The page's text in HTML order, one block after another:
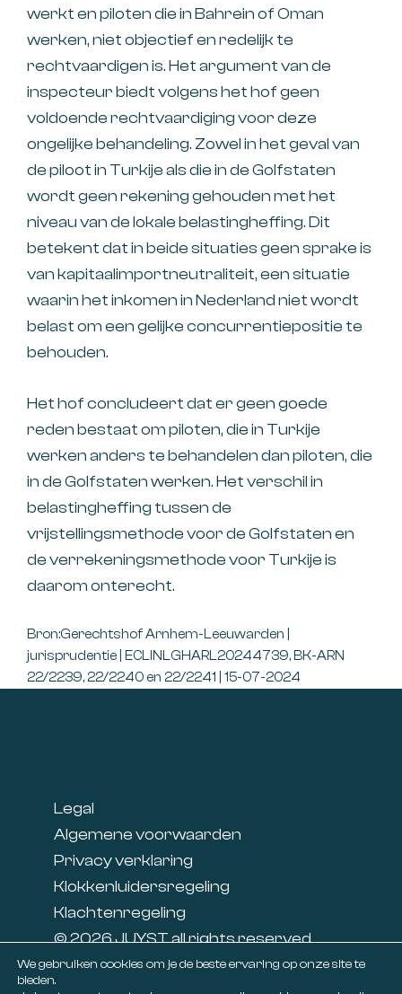
werkt en piloten die in Bahrein of Oman
werken, niet objectief en redelijk te
rechtvaardigen is. Het argument van de
inspecteur biedt volgens het hof geen
voldoende rechtvaardiging voor deze
ongelijke behandeling. Zowel in het geval van
de piloot in Turkije als die in de Golfstaten
wordt geen rekening gehouden met het
niveau van de lokale belastingheffing. Dit
betekent dat in beide situaties geen sprake is
van kapitaalimportneutraliteit, een situatie
waarin het inkomen in Nederland niet wordt
belast om een gelijke concurrentiepositie te
behouden.
Het hof concludeert dat er geen goede
reden bestaat om piloten, die in Turkije
werken anders te behandelen dan piloten, die
in de Golfstaten werken. Het verschil in
belastingheffing tussen de
vrijstellingsmethode voor de Golfstaten en
de verrekeningsmethode voor Turkije is
daarom onterecht.
Bron:Gerechtshof Arnhem-Leeuwarden |
jurisprudentie | ECLINLGHARL20244739, BK-ARN
22/2239, 22/2240 en 22/2241 | 15-07-2024
Legal
Algemene voorwaarden
Privacy verklaring
Klokkenluidersregeling
Klachtenregeling
© 2026 JUYST all rights reserved
Linkedin
We gebruiken cookies om je de beste ervaring op onze site te
bieden.